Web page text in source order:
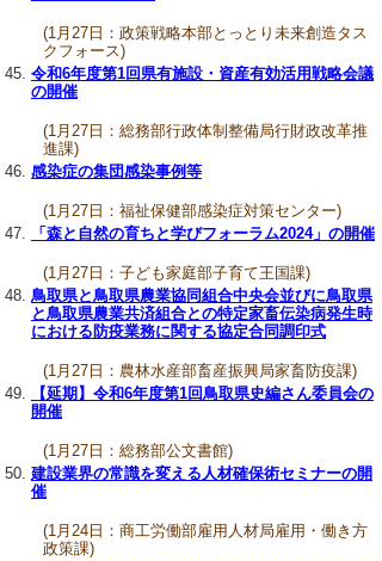
(1月27日：政策戦略本部とっとり未来創造タス
クフォース)
令和6年度第1回県有施設・資産有効活用戦略会議
の開催
(1月27日：総務部行政体制整備局行財政改革推
進課)
感染症の集団感染事例等
(1月27日：福祉保健部感染症対策センター)
「森と自然の育ちと学びフォーラム2024」の開催
(1月27日：子ども家庭部子育て王国課)
鳥取県と鳥取県農業協同組合中央会並びに鳥取県
と鳥取県農業共済組合との特定家畜伝染病発生時
における防疫業務に関する協定合同調印式
(1月27日：農林水産部畜産振興局家畜防疫課)
【延期】令和6年度第1回鳥取県史編さん委員会の
開催
(1月27日：総務部公文書館)
建設業界の常識を変える人材確保術セミナーの開
催
(1月24日：商工労働部雇用人材局雇用・働き方
政策課)